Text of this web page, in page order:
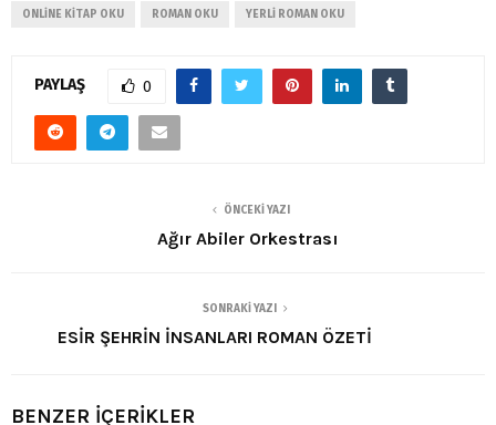
ONLINE KITAP OKU ROMAN OKU YERLI ROMAN OKU
PAYLAŞ 0
ÖNCEKI YAZI
Ağır Abiler Orkestrası
SONRAKI YAZI
ESİR ŞEHRİN İNSANLARI ROMAN ÖZETİ
BENZER İÇERİKLER